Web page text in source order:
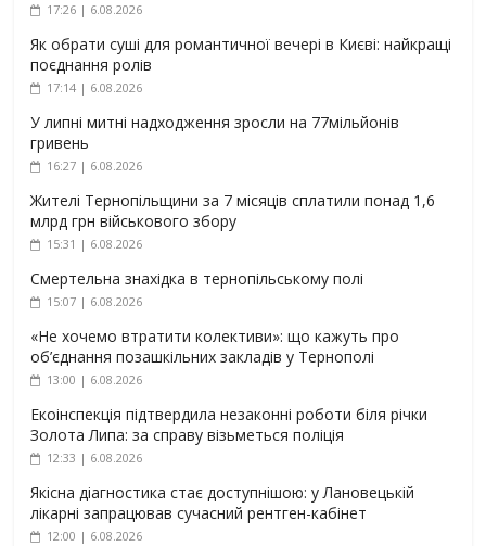
17:26 | 6.08.2026
Як обрати суші для романтичної вечері в Києві: найкращі
поєднання ролів
17:14 | 6.08.2026
У липні митні надходження зросли на 77мільйонів
гривень
16:27 | 6.08.2026
Жителі Тернопільщини за 7 місяців сплатили понад 1,6
млрд грн військового збору
15:31 | 6.08.2026
Смертельна знахідка в тернопільському полі
15:07 | 6.08.2026
«Не хочемо втратити колективи»: що кажуть про
об’єднання позашкільних закладів у Тернополі
13:00 | 6.08.2026
Екоінспекція підтвердила незаконні роботи біля річки
Золота Липа: за справу візьметься поліція
12:33 | 6.08.2026
Якісна діагностика стає доступнішою: у Лановецькій
лікарні запрацював сучасний рентген-кабінет
12:00 | 6.08.2026